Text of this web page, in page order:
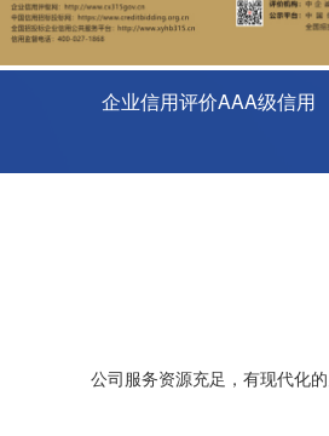
公司服务资源充足，有现代化